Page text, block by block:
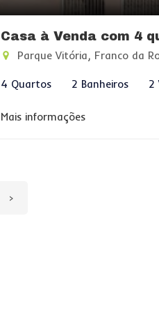
Casa à Venda com 4
Parque Vitória, Franco da
4 Quartos 2 Banheiros 2
Mais informações
›